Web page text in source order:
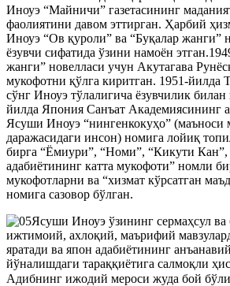
Иноуэ “Майничи” газетасининг
фаолиятини давом эттирган. Ҳарбий
Иноуэ “Ов қуроли” ва “Буқалар жанги”
ёзувчи сифатида ўзини намоён
жанги” новелласи учун Акутагава
мукофотни қўлга киритган. 1951-йилда
сўнг Иноуэ тўлалигича ёзувчилик
йилда Япония Санъат Академиясининг
Ясуши Иноуэ “нингенкокуҳо” (маъноси
даражасидаги инсон) номига лойиқ
бирга “Ёмиури”, “Номи”, “Кикути
адабиётининг катта мукофоти” номли
мукофотларни ва “хизмат кўрсатган
номига сазовор бўлган.
Ясуши Иноуэ ўзининг сермаҳсул ва
ижтимоий, ахлоқий, маърифий
яратади ва япон адабиётининг
йўналишдаги тараққиётига салмоқли
Адибнинг ижодий мероси жуда бой